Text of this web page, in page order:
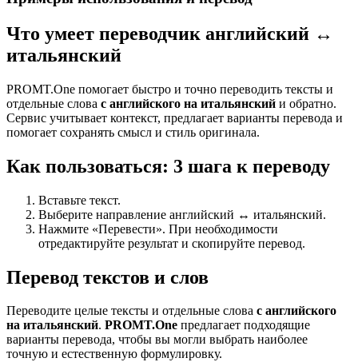
Что умеет переводчик английский ↔
итальянский
PROMT.One помогает быстро и точно переводить тексты и
отдельные слова с английского на итальянский и обратно.
Сервис учитывает контекст, предлагает варианты перевода и
помогает сохранять смысл и стиль оригинала.
Как пользоваться: 3 шага к переводу
Вставьте текст.
Выберите направление английский ↔ итальянский.
Нажмите «Перевести». При необходимости
отредактируйте результат и скопируйте перевод.
Перевод текстов и слов
Переводите целые тексты и отдельные слова с английского
на итальянский. PROMT.One предлагает подходящие
варианты перевода, чтобы вы могли выбрать наиболее
точную и естественную формулировку.